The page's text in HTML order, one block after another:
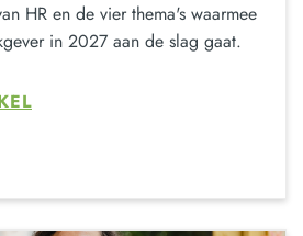
HR en de vier thema's waarmee
in 2027 aan de slag gaat.